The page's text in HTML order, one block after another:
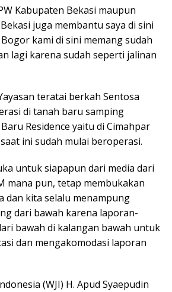
Kabupaten Bekasi maupun
juga membantu saya di sini
kami di sini memang sudah
lagi karena sudah seperti jalinan
teratai berkah Sentosa
di tanah baru samping
Residence yaitu di Cimahpar
ini sudah mulai beroperasi.
untuk siapapun dari media dari
mana pun, tetap membukakan
dan kita selalu menampung
dari bawah karena laporan-
bawah di kalangan bawah untuk
dan mengakomodasi laporan
(WJI) H. Apud Syaepudin